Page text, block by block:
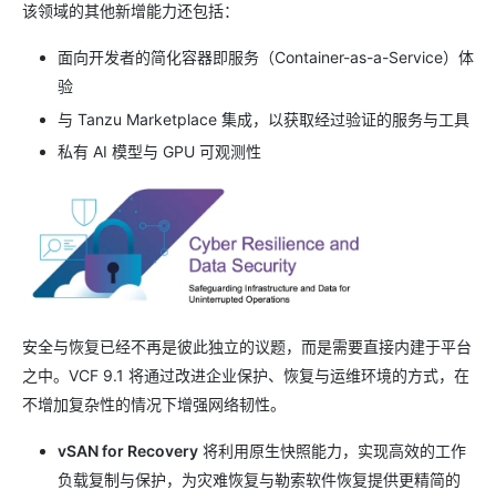
该领域的其他新增能力还包括：
面向开发者的简化容器即服务（Container-as-a-Service）体
验
与 Tanzu Marketplace 集成，以获取经过验证的服务与工具
私有 AI 模型与 GPU 可观测性
安全与恢复已经不再是彼此独立的议题，而是需要直接内建于平台
之中。VCF 9.1 将通过改进企业保护、恢复与运维环境的方式，在
不增加复杂性的情况下增强网络韧性。
vSAN for Recovery 将利用原生快照能力，实现高效的工作
负载复制与保护，为灾难恢复与勒索软件恢复提供更精简的